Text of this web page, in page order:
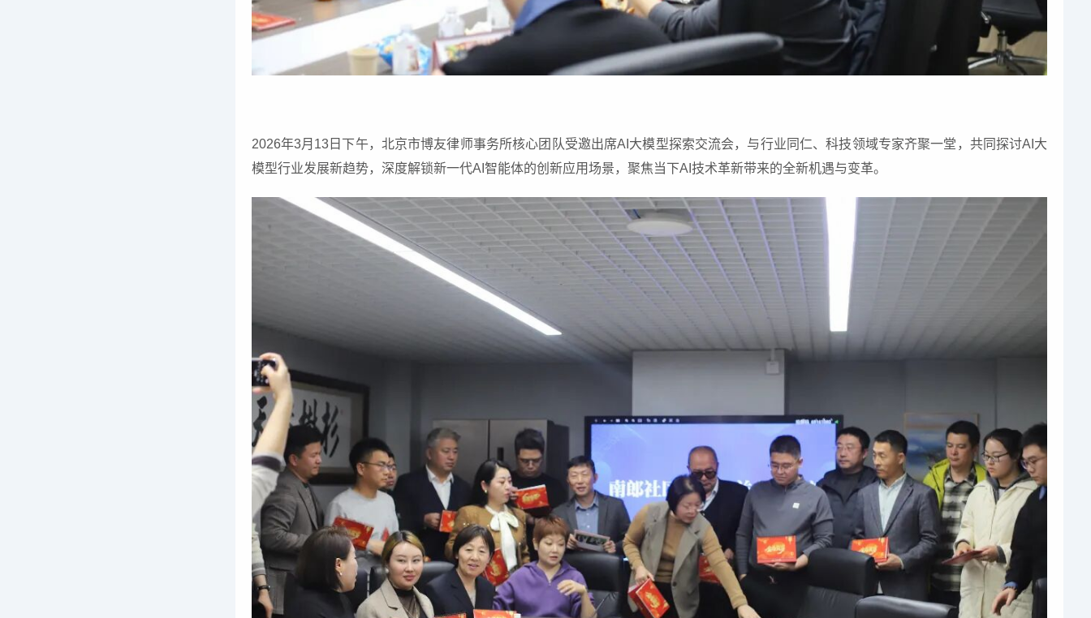
2026年3月13日下午，北京市博友律师事务所核心团队受邀出席AI大模型探索交流会，与行业同仁、科技领域专家齐聚一堂，共同探讨AI大
模型行业发展新趋势，深度解锁新一代AI智能体的创新应用场景，聚焦当下AI技术革新带来的全新机遇与变革。